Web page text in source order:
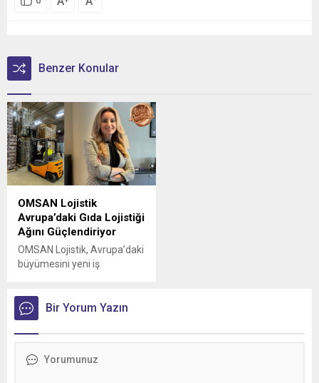
Benzer Konular
OMSAN Lojistik
Avrupa’daki Gıda Lojistiği
Ağını Güçlendiriyor
OMSAN Lojistik, Avrupa’daki
büyümesini yeni iş
Bir Yorum Yazın